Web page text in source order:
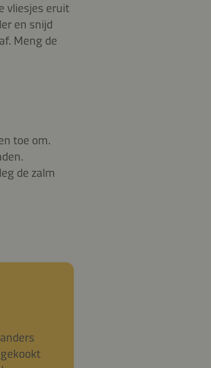
vliesjes eruit
en snijd
Meng de
toe om.
de zalm